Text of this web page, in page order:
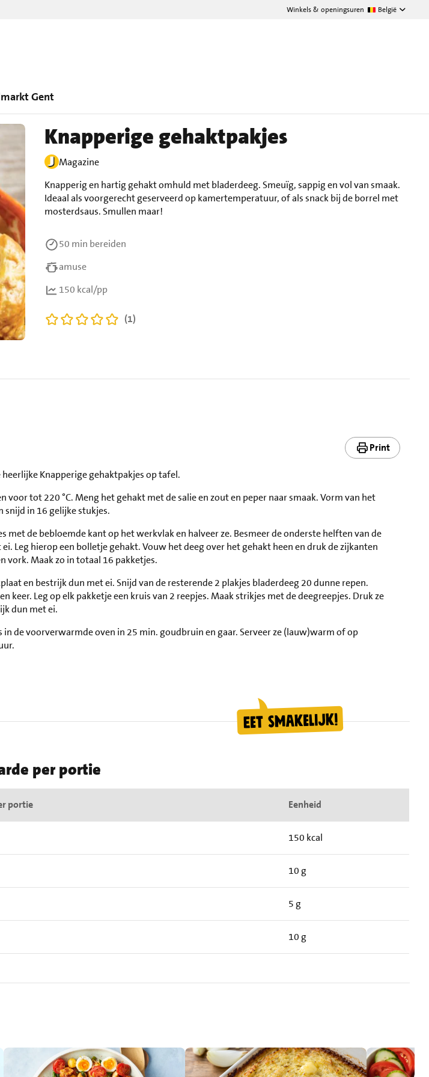
Winkels & openingsuren België
Gent
Knapperige gehaktpakjes
Magazine
Knapperig en hartig gehakt omhuld met bladerdeeg. Smeuïg, sappig en vol van smaak.
Ideaal als voorgerecht geserveerd op kamertemperatuur, of als snack bij de borrel met
mosterdsaus. Smullen maar!
50 min bereiden
amuse
150 kcal/pp
(1)
Print
heerlijke Knapperige gehaktpakjes op tafel.
voor tot 220 °C. Meng het gehakt met de salie en zout en peper naar smaak. Vorm van het
snijd in 16 gelijke stukjes.
met de bebloemde kant op het werkvlak en halveer ze. Besmeer de onderste helften van de
Leg hierop een bolletje gehakt. Vouw het deeg over het gehakt heen en druk de zijkanten
vork. Maak zo in totaal 16 pakketjes.
en bestrijk dun met ei. Snijd van de resterende 2 plakjes bladerdeeg 20 dunne repen.
keer. Leg op elk pakketje een kruis van 2 reepjes. Maak strikjes met de deegreepjes. Druk ze
dun met ei.
in de voorverwarmde oven in 25 min. goudbruin en gaar. Serveer ze (lauw)warm of op
per portie
portie Eenheid
150 kcal
10 g
5 g
10 g